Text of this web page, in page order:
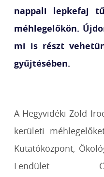
nappali lepkefaj
méhlegelőkön.
mi is részt
gyűjtésében.
A Hegyvidéki Zöld
kerületi
Kutatóközpont,
Lendület